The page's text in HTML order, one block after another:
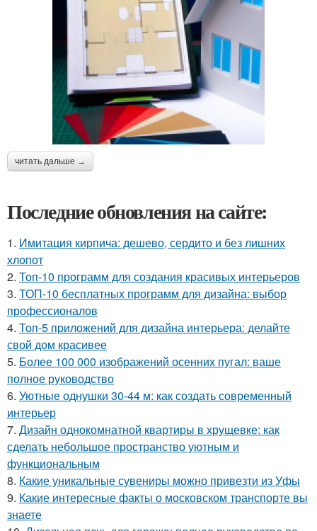
читать дальше →
Последние обновления на сайте:
1. Имитация кирпича: дешево, сердито и без лишних
хлопот
2. Топ-10 программ для создания красивых интерьеров
3. ТОП-10 бесплатных программ для дизайна: выбор
профессионалов
4. Топ-5 приложений для дизайна интерьера: делайте
свой дом красивее
5. Более 100 000 изображений осенних пугал: ваше
полное руководство
6. Уютные однушки 30-44 м: как создать современный
интерьер
7. Дизайн однокомнатной квартиры в хрущевке: как
сделать небольшое пространство уютным и
функциональным
8. Какие уникальные сувениры можно привезти из Уфы
9. Какие интересные факты о московском транспорте вы
знаете